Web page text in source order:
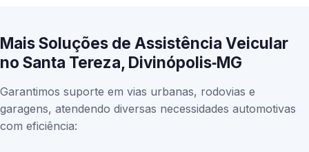
Mais Soluções de Assistência Veicular
no Santa Tereza, Divinópolis‑MG
Garantimos suporte em vias urbanas, rodovias e
garagens, atendendo diversas necessidades automotivas
com eficiência: